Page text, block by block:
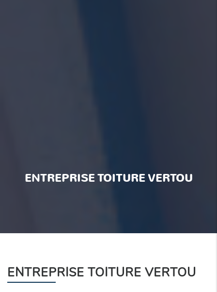
ENTREPRISE TOITURE VERTOU
ENTREPRISE TOITURE VERTOU